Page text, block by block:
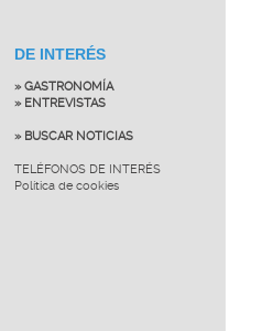
DE INTERÉS
» GASTRONOMÍA
» ENTREVISTAS
» BUSCAR NOTICIAS
TELÉFONOS DE INTERÉS
Política de cookies